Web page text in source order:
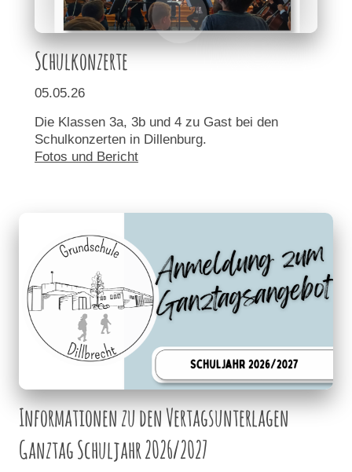
Schulkonzerte
05.05.26
Die Klassen 3a, 3b und 4 zu Gast bei den
Schulkonzerten in Dillenburg.
Fotos und Bericht
Informationen zu den Vertagsunterlagen
Ganztag Schuljahr 2026/2027